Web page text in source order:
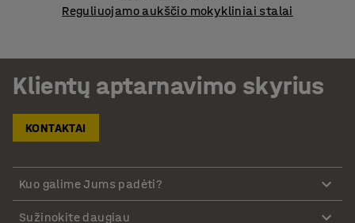
Reguliuojamo aukščio mokykliniai stalai
Klientų aptarnavimo skyrius
KONTAKTAI
Kuo galime Jums padėti?
Sužinokite daugiau